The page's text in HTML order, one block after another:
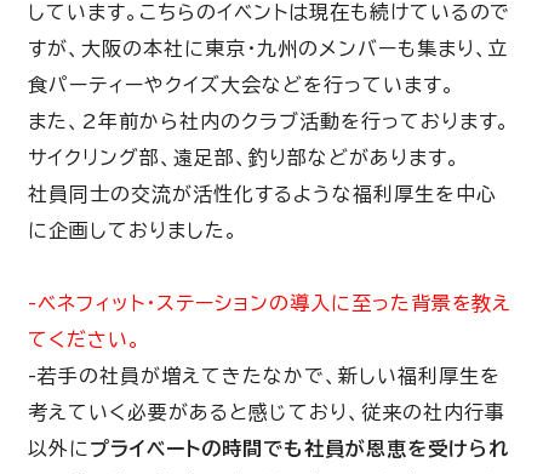
しています。こちらのイベントは現在も続けているので
すが、大阪の本社に東京・九州のメンバーも集まり、立
食パーティーやクイズ大会などを行っています。
また、
2年前から社内のクラブ活動を行っております。
サイクリング部、遠足部、釣り部などがあります。
社員同士の交流が活性化するような福利厚生を中心
に企画しておりました。
-ベネフィット・ステーションの導入に至った背景を教え
てください。
-若手の社員が増えてきたなかで、新しい福利厚生を
考えていく必要があると感じており、従来の社内行事
以外に プライベートの時間でも社員が恩恵を受けられ